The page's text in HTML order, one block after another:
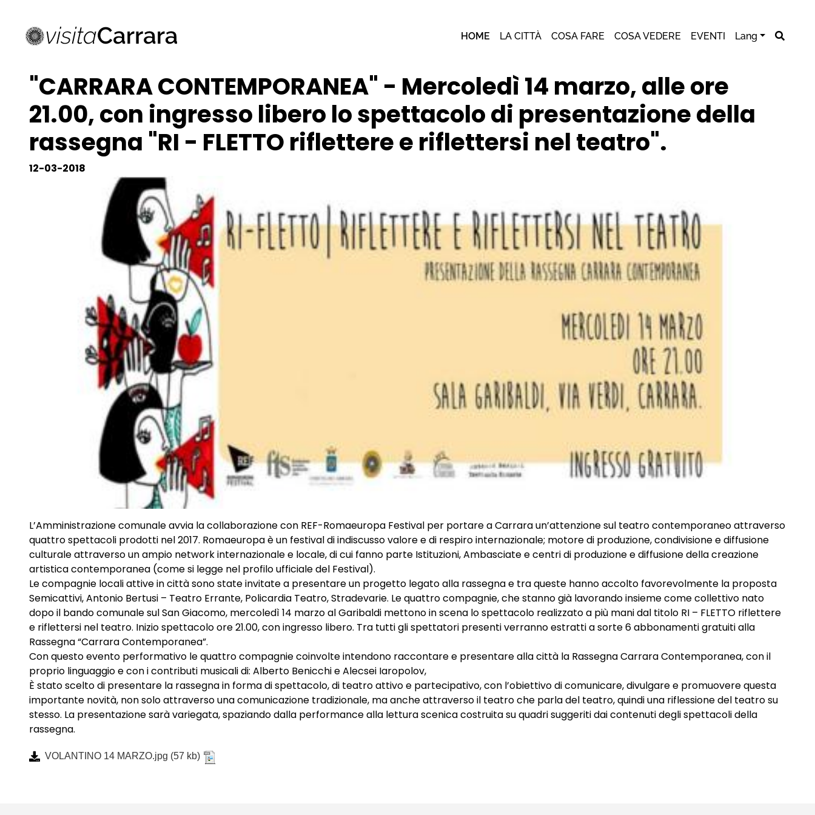
HOME LA CITTÀ COSA FARE COSA VEDERE EVENTI Lang
"CARRARA CONTEMPORANEA" - Mercoledì 14 marzo, alle ore
21.00, con ingresso libero lo spettacolo di presentazione della
rassegna "RI - FLETTO riflettere e riflettersi nel teatro".
12-03-2018
L’Amministrazione comunale avvia la collaborazione con REF-Romaeuropa Festival per portare a Carrara un’attenzione sul teatro contemporaneo attraverso
quattro spettacoli prodotti nel 2017. Romaeuropa è un festival di indiscusso valore e di respiro internazionale; motore di produzione, condivisione e diffusione
culturale attraverso un ampio network internazionale e locale, di cui fanno parte Istituzioni, Ambasciate e centri di produzione e diffusione della creazione
artistica contemporanea (come si legge nel profilo ufficiale del Festival).
Le compagnie locali attive in città sono state invitate a presentare un progetto legato alla rassegna e tra queste hanno accolto favorevolmente la proposta
Semicattivi, Antonio Bertusi – Teatro Errante, Policardia Teatro, Stradevarie. Le quattro compagnie, che stanno già lavorando insieme come collettivo nato
dopo il bando comunale sul San Giacomo, mercoledì 14 marzo al Garibaldi mettono in scena lo spettacolo realizzato a più mani dal titolo RI – FLETTO riflettere
e riflettersi nel teatro. Inizio spettacolo ore 21.00, con ingresso libero. Tra tutti gli spettatori presenti verranno estratti a sorte 6 abbonamenti gratuiti alla
Rassegna “Carrara Contemporanea”.
Con questo evento performativo le quattro compagnie coinvolte intendono raccontare e presentare alla città la Rassegna Carrara Contemporanea, con il
proprio linguaggio e con i contributi musicali di: Alberto Benicchi e Alecsei Iaropolov,
È stato scelto di presentare la rassegna in forma di spettacolo, di teatro attivo e partecipativo, con l’obiettivo di comunicare, divulgare e promuovere questa
importante novità, non solo attraverso una comunicazione tradizionale, ma anche attraverso il teatro che parla del teatro, quindi una riflessione del teatro su
stesso. La presentazione sarà variegata, spaziando dalla performance alla lettura scenica costruita su quadri suggeriti dai contenuti degli spettacoli della
rassegna.
VOLANTINO 14 MARZO.jpg (57 kb)